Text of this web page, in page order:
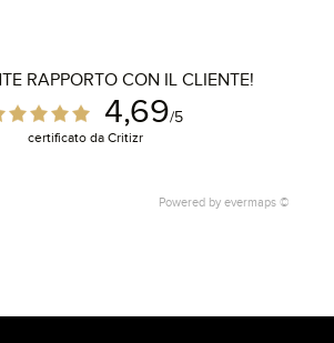
RAPPORTO CON IL CLIENTE!
4,69/5
certificato da Critizr
Powered by evermaps ©